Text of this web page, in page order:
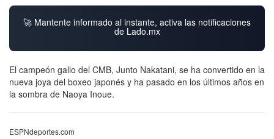
🚀 Mantente informado al instante, activa las notificaciones
de Lado.mx
El campeón gallo del CMB, Junto Nakatani, se ha convertido en la
nueva joya del boxeo japonés y ha pasado en los últimos años en
la sombra de Naoya Inoue.
ESPNdeportes.com